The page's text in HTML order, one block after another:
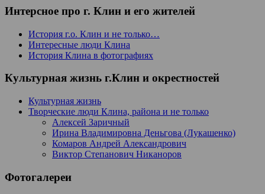
Интерсное про г. Клин и его жителей
История г.о. Клин и не только…
Интересные люди Клина
История Клина в фотографиях
Культурная жизнь г.Клин и окрестностей
Культурная жизнь
Творческие люди Клина, района и не только
Алексей Заричный
Ирина Владимировна Деньгова (Лукашенко)
Комаров Андрей Александрович
Виктор Степанович Никаноров
Фотогалереи